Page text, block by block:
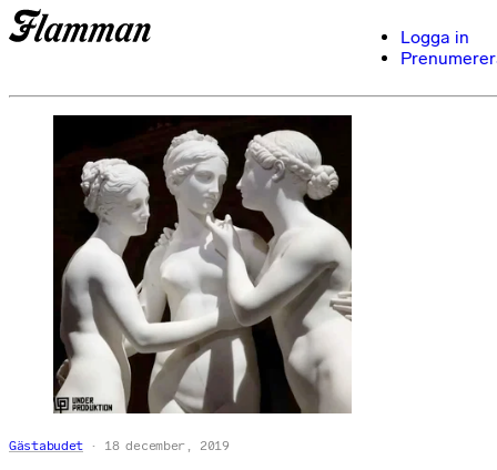
Logga in
Gästabudet 18 december, 2019